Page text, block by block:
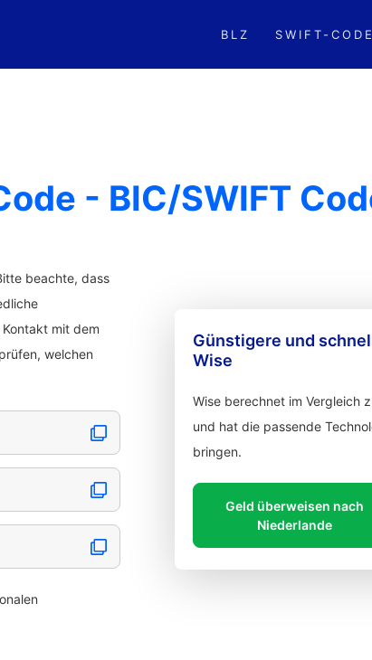
BLZ SWIFT-CODE
- BIC/SWIFT
beachte, dass
mit dem
welchen
Günstigere und
Wise
Wise berechnet im Vergleich
und hat die passende
bringen.
Geld überweisen nach
Niederlande